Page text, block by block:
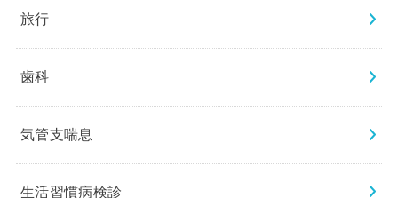
旅行
歯科
気管支喘息
生活習慣病検診